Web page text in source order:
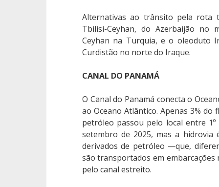
Alternativas ao trânsito pela rota
Tbilisi-Ceyhan, do Azerbaijão
Ceyhan na Turquia, e o oleoduto
Curdistão no norte do Iraque.
CANAL DO PANAMÁ
O Canal do Panamá conecta o
ao Oceano Atlântico. Apenas 3%
petróleo passou pelo local entre
setembro de 2025, mas a
derivados de petróleo —que,
são transportados em embarcações
pelo canal estreito.